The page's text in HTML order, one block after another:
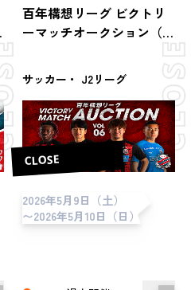
CLOSE
百年構想リーグ ビクトリ
ーマッチオークション（第
ジャ）
サッカー・ J2リーグ
2026年5月9日（土）
〜2026年5月10日（日）